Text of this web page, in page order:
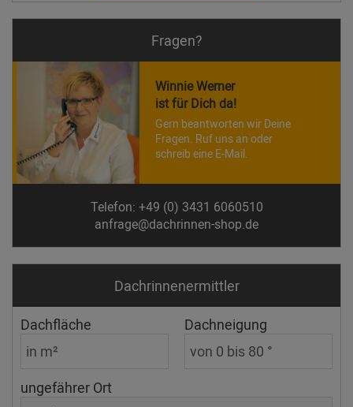
Fragen?
Winnie Werner
ist für Dich da!
Gern beantworten wir Deine
Fragen. Ruf uns an oder
schreib eine E-Mail.
Telefon: +49 (0) 3431 6060510
anfrage@dachrinnen-shop.de
Dachrinnen­ermittler
Dachfläche Dachneigung
ungefährer Ort